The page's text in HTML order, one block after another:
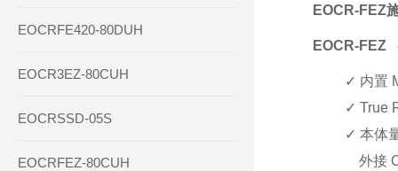
EOCRFE420-80DUH
EOCR3EZ-80CUH
EOCRSSD-05S
EOCRFEZ-80CUH
EOCR-FEZ
EOCR-FEZ
✓ 内置
✓ True
✓ 本体
外接 CT